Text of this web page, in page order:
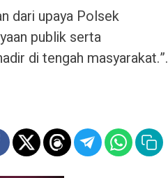
dari upaya Polsek
publik serta
di tengah masyarakat.”.